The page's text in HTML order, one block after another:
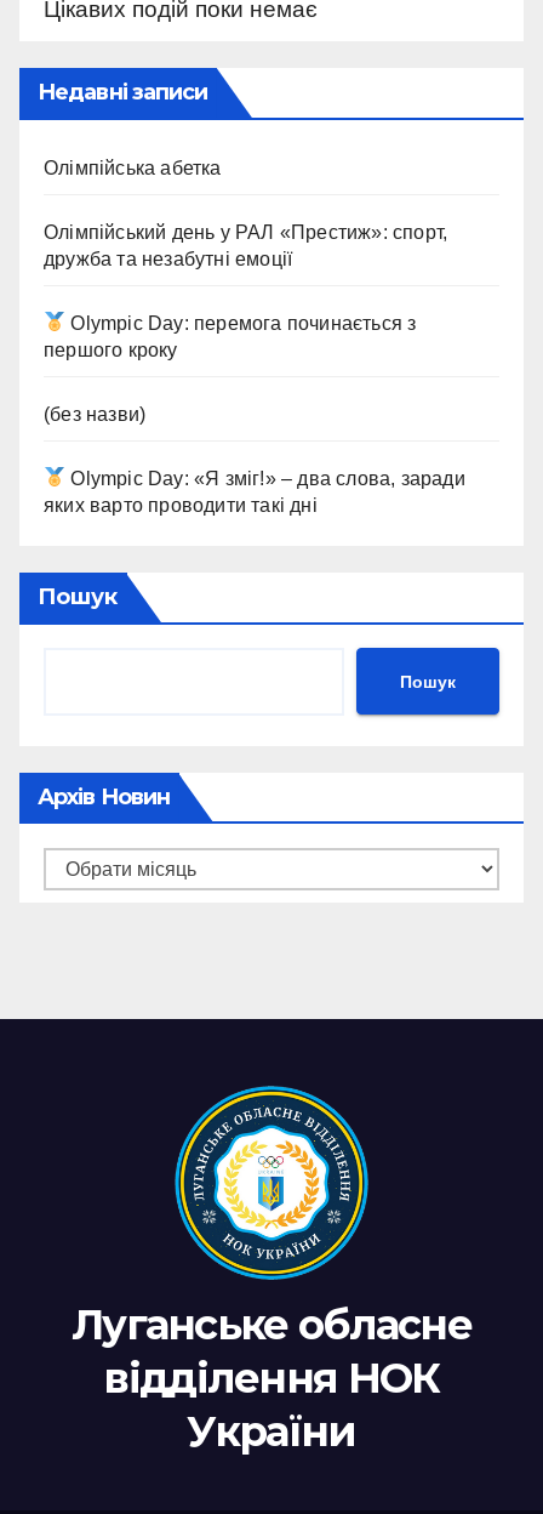
Цікавих подій поки немає
Недавні записи
Олімпійська абетка
Олімпійський день у РАЛ «Престиж»: спорт,
дружба та незабутні емоції
Olympic Day: перемога починається з
першого кроку
(без назви)
Olympic Day: «Я зміг!» – два слова, заради
яких варто проводити такі дні
Пошук
Пошук
Архів Новин
Архів
Луганське обласне
відділення НОК
України